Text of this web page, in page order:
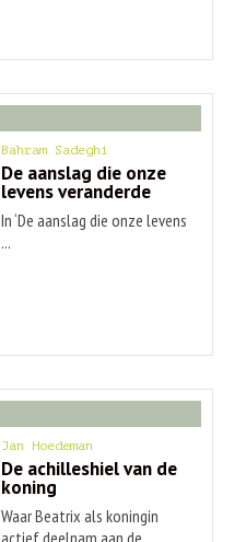
Bahram Sadeghi
De aanslag die onze
levens veranderde
In ‘De aanslag die onze levens
...
Jan Hoedeman
De achilleshiel van de
koning
Waar Beatrix als koningin
actief deelnam aan de ...